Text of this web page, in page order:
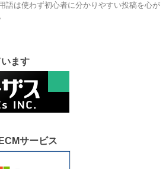
語は使わず初心者に分かりやすい投稿を心が
ます
サービス